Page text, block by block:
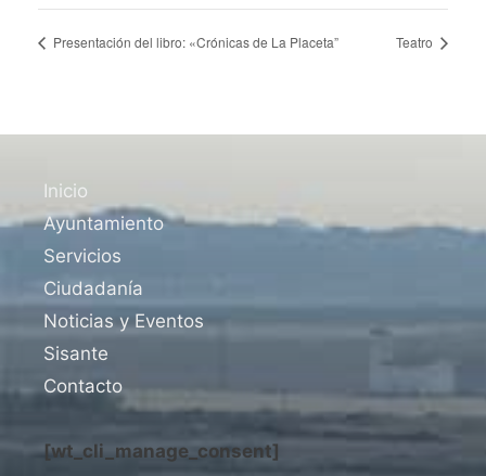
Presentación del libro: «Crónicas de La Placeta” Teatro
Inicio
Ayuntamiento
Servicios
Ciudadanía
Noticias y Eventos
Sisante
Contacto
[wt_cli_manage_consent]